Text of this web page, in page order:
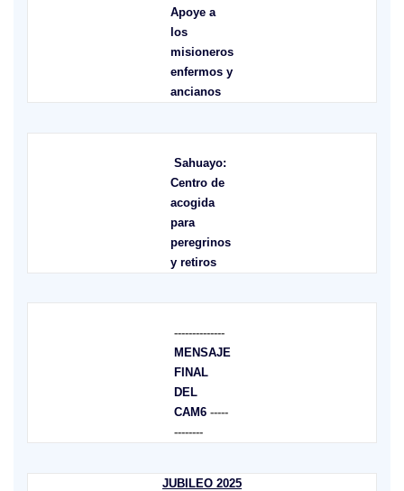
Apoye a
los
misioneros
enfermos y
ancianos
Sahuayo:
Centro de
acogida
para
peregrinos
y retiros
--------------
MENSAJE
FINAL
DEL
CAM6-----
--------
JUBILEO 2025